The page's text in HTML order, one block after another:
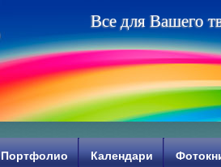
Все для Вашего т
Портфолио Календари